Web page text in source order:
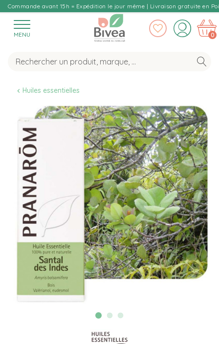
Commande avant 15h = Expédition le jour même | Livraison gratuite en
MENU 0
Huiles essentielles